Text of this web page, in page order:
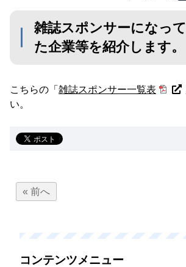
雑誌スポンサーになっ
た企業等を紹介します。
こちらの「 雑誌スポンサー一覧表
い。
« 前へ
コンテンツメニュー